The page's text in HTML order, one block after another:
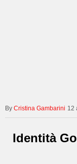
Cristina Gambarini 12
Identità